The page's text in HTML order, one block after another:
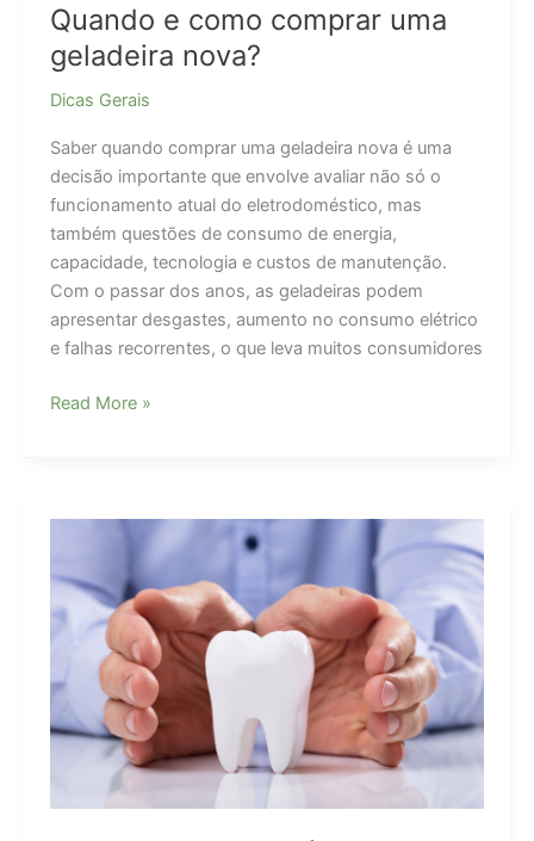
Quando e como comprar uma
geladeira nova?
Dicas Gerais
Saber quando comprar uma geladeira nova é uma
decisão importante que envolve avaliar não só o
funcionamento atual do eletrodoméstico, mas
também questões de consumo de energia,
capacidade, tecnologia e custos de manutenção.
Com o passar dos anos, as geladeiras podem
apresentar desgastes, aumento no consumo elétrico
e falhas recorrentes, o que leva muitos consumidores
Quando
uma
nova?
Read More »